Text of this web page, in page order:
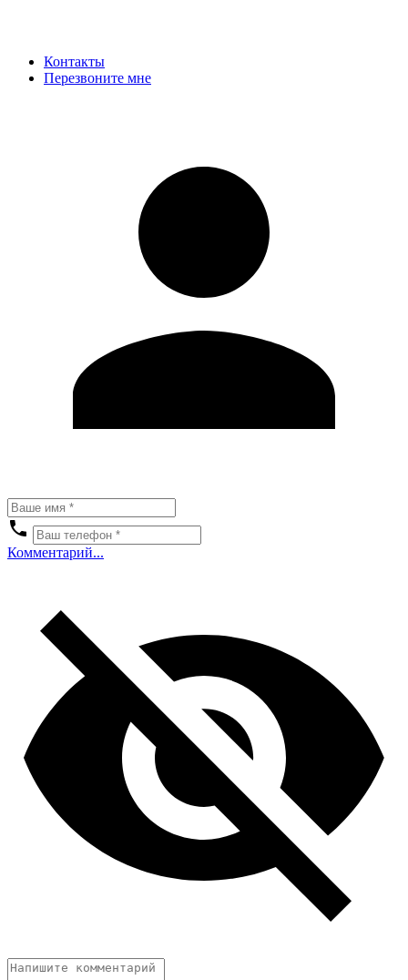
Контакты
Перезвоните мне
Комментарий...